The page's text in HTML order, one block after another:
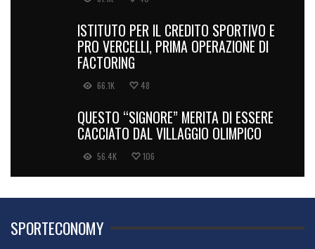
ISTITUTO PER IL CREDITO SPORTIVO E
PRO VERCELLI, PRIMA OPERAZIONE DI
FACTORING
66.1K 48
QUESTO “SIGNORE” MERITA DI ESSERE
CACCIATO DAL VILLAGGIO OLIMPICO
56.4K 106
SPORTECONOMY